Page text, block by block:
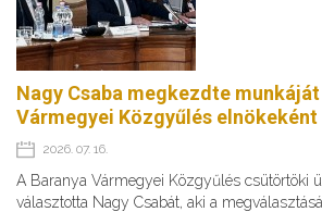
Nagy Csaba megkezdte munkáját
Vármegyei Közgyűlés elnökeként
2026. 07. 16.
A Baranya Vármegyei Közgyűlés csütörtöki
választotta Nagy Csabát, aki a